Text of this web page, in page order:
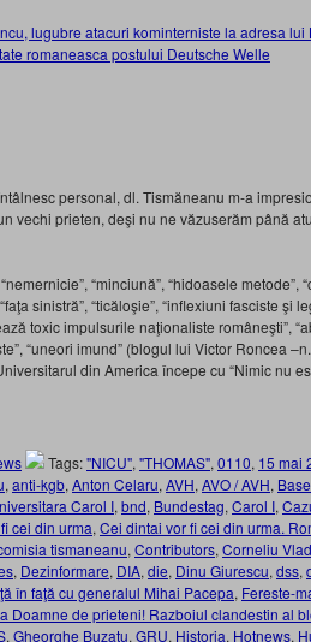
lugubre atacuri kominterniste la adresa lui
romaneasca postului Deutsche Welle
personal, dl. Tismăneanu m-a
vechi prieten, deşi nu ne văzuserăm până
“minciună”, “hidoasele metode”,
sinistră”, “ticăloşie”, “inflexiuni fasciste şi
toxic impulsurile naţionaliste româneşti”,
“uneori imund” (blogul lui Victor Roncea
din America începe cu “Nimic nu
Tags:"NICU", "THOMAS", 0110, 15 mai
, anti-kgb, Anton Celaru, AVH, AVO / AVH,
Carol I, bnd, Bundestag, Carol I,
cei din urma, Cei dintai vor fi cei din urma.
tismaneanu, Contributors, Corneliu Vlad
, Dezinformare, DIA, die, Dinu Giurescu, dss,
în faţă cu generalul Mihai Pacepa, Fereste-
Doamne de prieteni! Razboiul clandestin al
, Gheorghe Buzatu, GRU, Historia, Hotnews,